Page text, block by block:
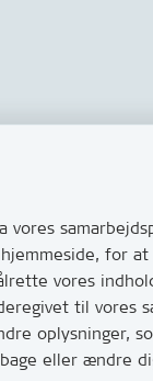
os via Digital Post
Se her hvordan
om huller i vejen
vi har mange
vores
for
vores
til vores
oplysninger,
eller ændre